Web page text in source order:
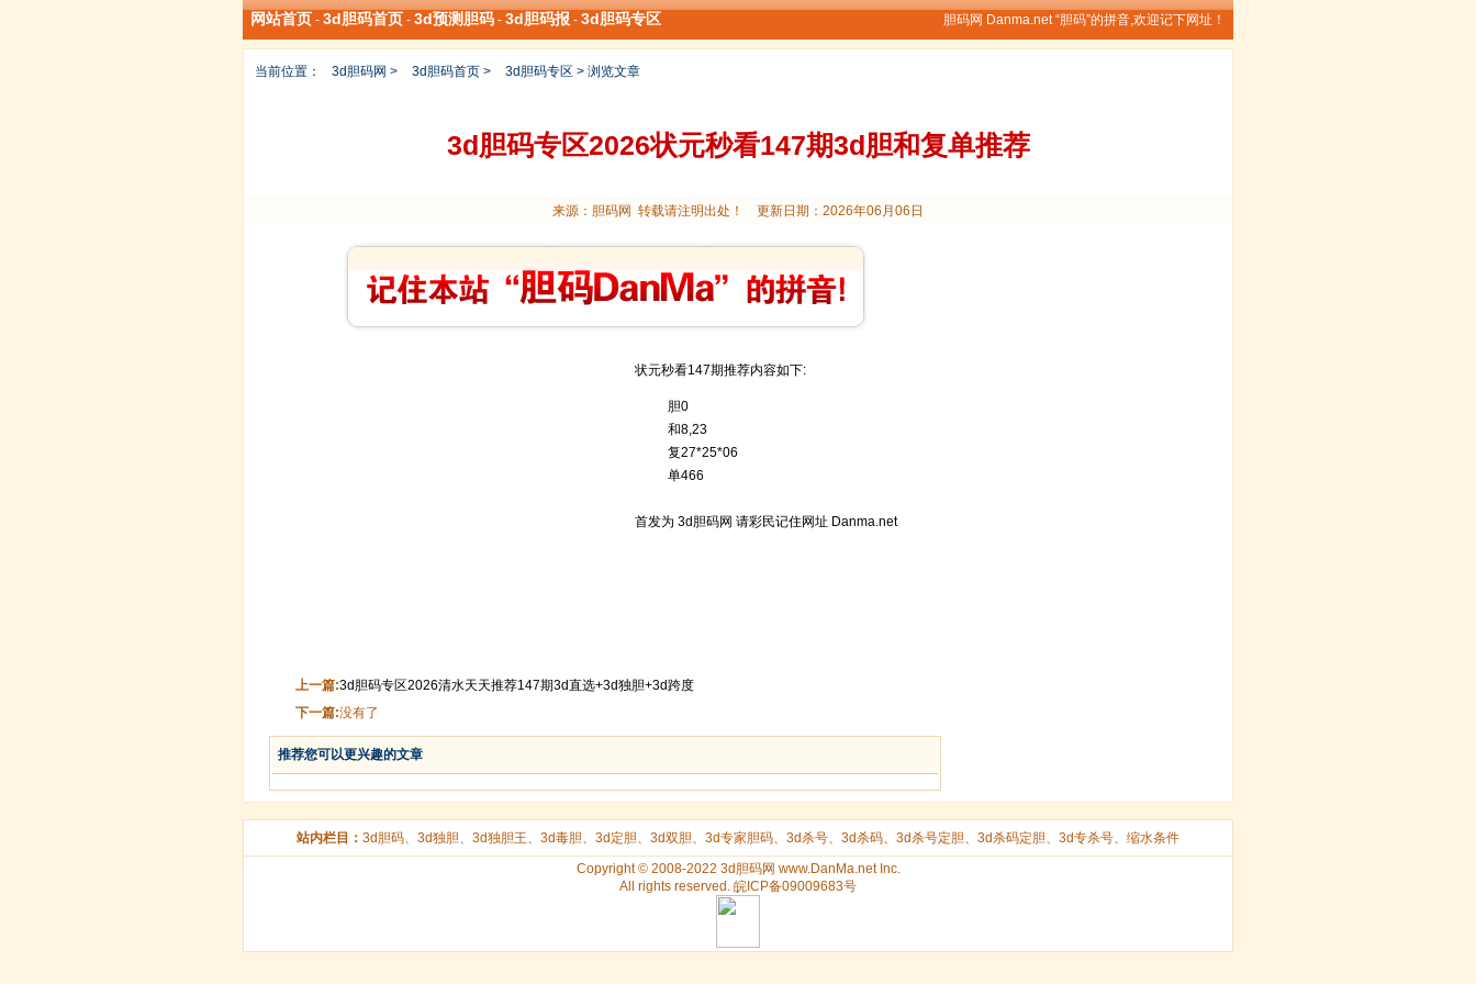
网站首页 - 3d胆码首页 - 3d预测胆码 - 3d胆码报 - 3d胆码专区 胆码网 Danma.net “胆码”的拼音,欢迎记下网址！
当前位置： 3d胆码网 > 3d胆码首页 > 3d胆码专区 > 浏览文章
3d胆码专区2026状元秒看147期3d胆和复单推荐
来源：胆码网 转载请注明出处！ 更新日期：2026年06月06日
状元秒看147期推荐内容如下:
胆0
和8,23
复27*25*06
单466
首发为 3d胆码网 请彩民记住网址 Danma.net
上一篇:3d胆码专区2026清水天天推荐147期3d直选+3d独胆+3d跨度
下一篇:没有了
推荐您可以更兴趣的文章
站内栏目： 3d胆码、 3d独胆、 3d独胆王、 3d毒胆、 3d定胆、 3d双胆、 3d专家胆码、 3d杀号、 3d杀码、 3d杀号定胆、 3d杀码定胆、 3d专杀号、 缩水条件
Copyright © 2008-2022 3d胆码网 www.DanMa.net Inc.
All rights reserved. 皖ICP备09009683号